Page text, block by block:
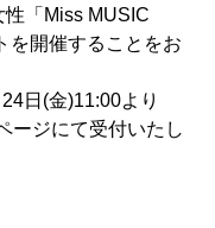
「Miss MUSIC
を開催することをお
日(金)11:00より
ージにて受付いたし